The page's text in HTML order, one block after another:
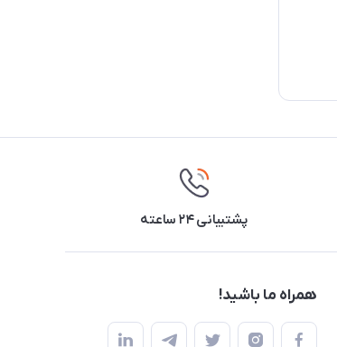
پشتیبانی ۲۴ ساعته
همراه ما باشید!